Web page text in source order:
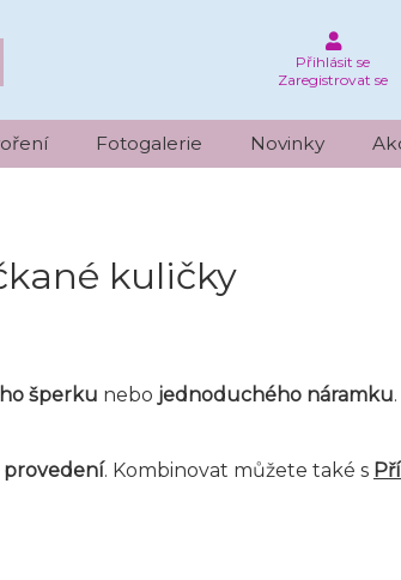
Přihlásit se
Zaregistrovat se
Fotogalerie Novinky
kuličky
šperku nebo jednoduchého náramku
provedení. Kombinovat můžete také s